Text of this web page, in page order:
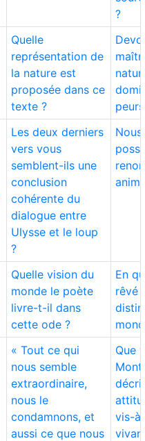
?
Quelle
représentation de
la nature est
proposée dans ce
texte ?
Les deux derniers
vers vous
semblent-ils une
conclusion
cohérente du
dialogue entre
Ulysse et le loup
?
Quelle vision du
monde le poète
livre-t-il dans
cette ode ?
En
rêvé
« Tout ce qui
nous semble
extraordinaire,
nous le
condamnons, et
aussi ce que nous
Que
vis-